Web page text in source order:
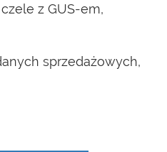
z GUS-em,
sprzedażowych,